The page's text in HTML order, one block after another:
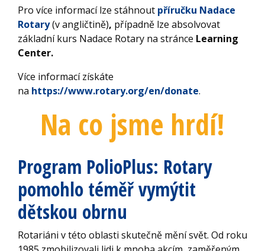
Pro více informací lze stáhnout příručku Nadace
Rotary(v angličtině), případně lze absolvovat
základní kurs Nadace Rotary na stránce Learning
Center.
Více informací získáte
na https://www.rotary.org/en/donate.
Na co jsme hrdí!
Program PolioPlus: Rotary
pomohlo téměř vymýtit
dětskou obrnu
Rotariáni v této oblasti skutečně mění svět. Od roku